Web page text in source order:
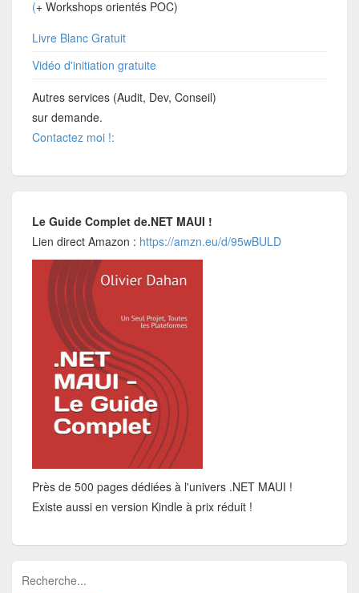
(+ Workshops orientés POC)
Livre Blanc Gratuit
Vidéo d'initiation gratuite
Autres services (Audit, Dev, Conseil)
sur demande.
Contactez moi !:
Le Guide Complet de.NET MAUI !
Lien direct Amazon : https://amzn.eu/d/95wBULD
Près de 500 pages dédiées à l'univers .NET MAUI !
Existe aussi en version Kindle à prix réduit !